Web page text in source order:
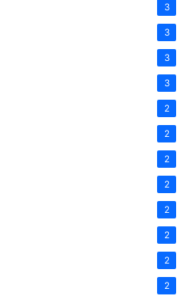
3
3
3
3
2
2
2
2
2
2
2
2